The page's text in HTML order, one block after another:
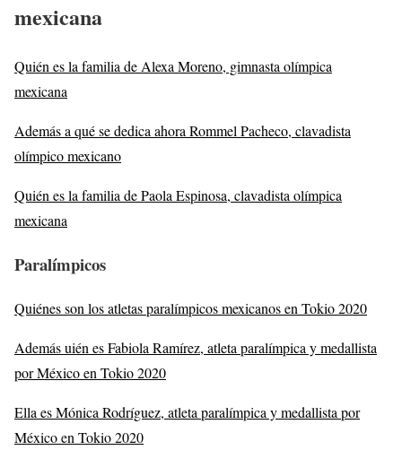
mexicana
Quién es la familia de Alexa Moreno, gimnasta olímpica
mexicana
Además a qué se dedica ahora Rommel Pacheco, clavadista
olímpico mexicano
Quién es la familia de Paola Espinosa, clavadista olímpica
mexicana
Paralímpicos
Quiénes son los atletas paralímpicos mexicanos en Tokio 2020
Además uién es Fabiola Ramírez, atleta paralímpica y medallista
por México en Tokio 2020
Ella es Mónica Rodríguez, atleta paralímpica y medallista por
México en Tokio 2020